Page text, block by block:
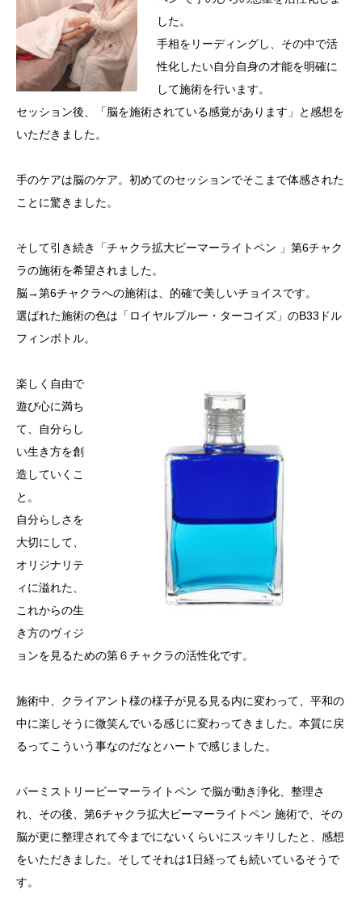
した。
手相をリーディングし、その中で活
性化したい自分自身の才能を明確に
して施術を行います。
セッション後、「脳を施術されている感覚があります」と感想を
いただきました。
手のケアは脳のケア。初めてのセッションでそこまで体感された
ことに驚きました。
そして引き続き「チャクラ拡大ビーマーライトペン 」第6チャク
ラの施術を希望されました。
脳→第6チャクラへの施術は、的確で美しいチョイスです。
選ばれた施術の色は「ロイヤルブルー・ターコイズ」のB33ドル
フィンボトル。
楽しく自由で
遊び心に満ち
て、自分らし
い生き方を創
造していくこ
と。
自分らしさを
大切にして、
オリジナリテ
ィに溢れた、
これからの生
き方のヴィジ
ョンを見るための第６チャクラの活性化です。
施術中、クライアント様の様子が見る見る内に変わって、平和の
中に楽しそうに微笑んでいる感じに変わってきました。本質に戻
るってこういう事なのだなとハートで感じました。
パーミストリービーマーライトペン で脳が動き浄化、整理さ
れ、その後、第6チャクラ拡大ビーマーライトペン 施術で、その
脳が更に整理されて今までにないくらいにスッキリしたと、感想
をいただきました。そしてそれは1日経っても続いているそうで
す。